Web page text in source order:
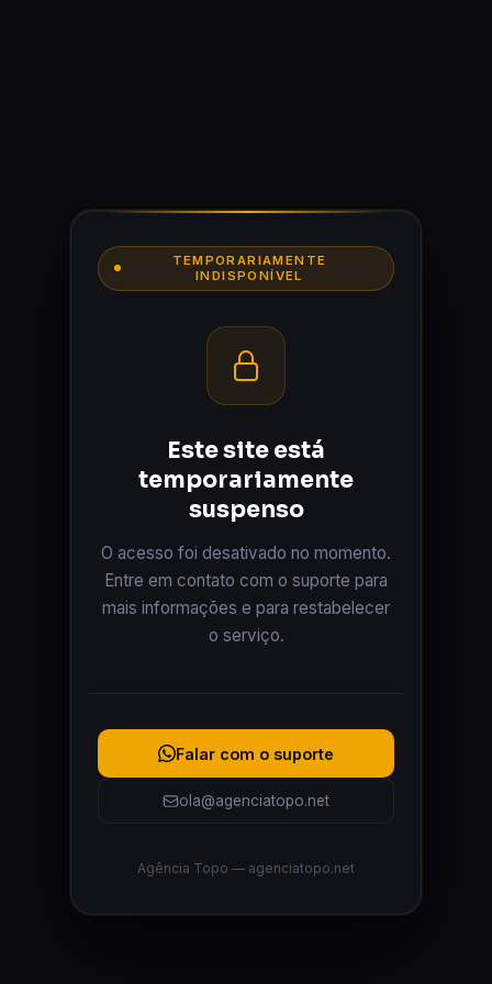
TEMPORARIAMENTE
INDISPONÍVEL
Este site está
temporariamente
suspenso
O acesso foi desativado no momento.
Entre em contato com o suporte para
mais informações e para restabelecer
o serviço.
Falar com o suporte
ola@agenciatopo.net
Agência Topo — agenciatopo.net